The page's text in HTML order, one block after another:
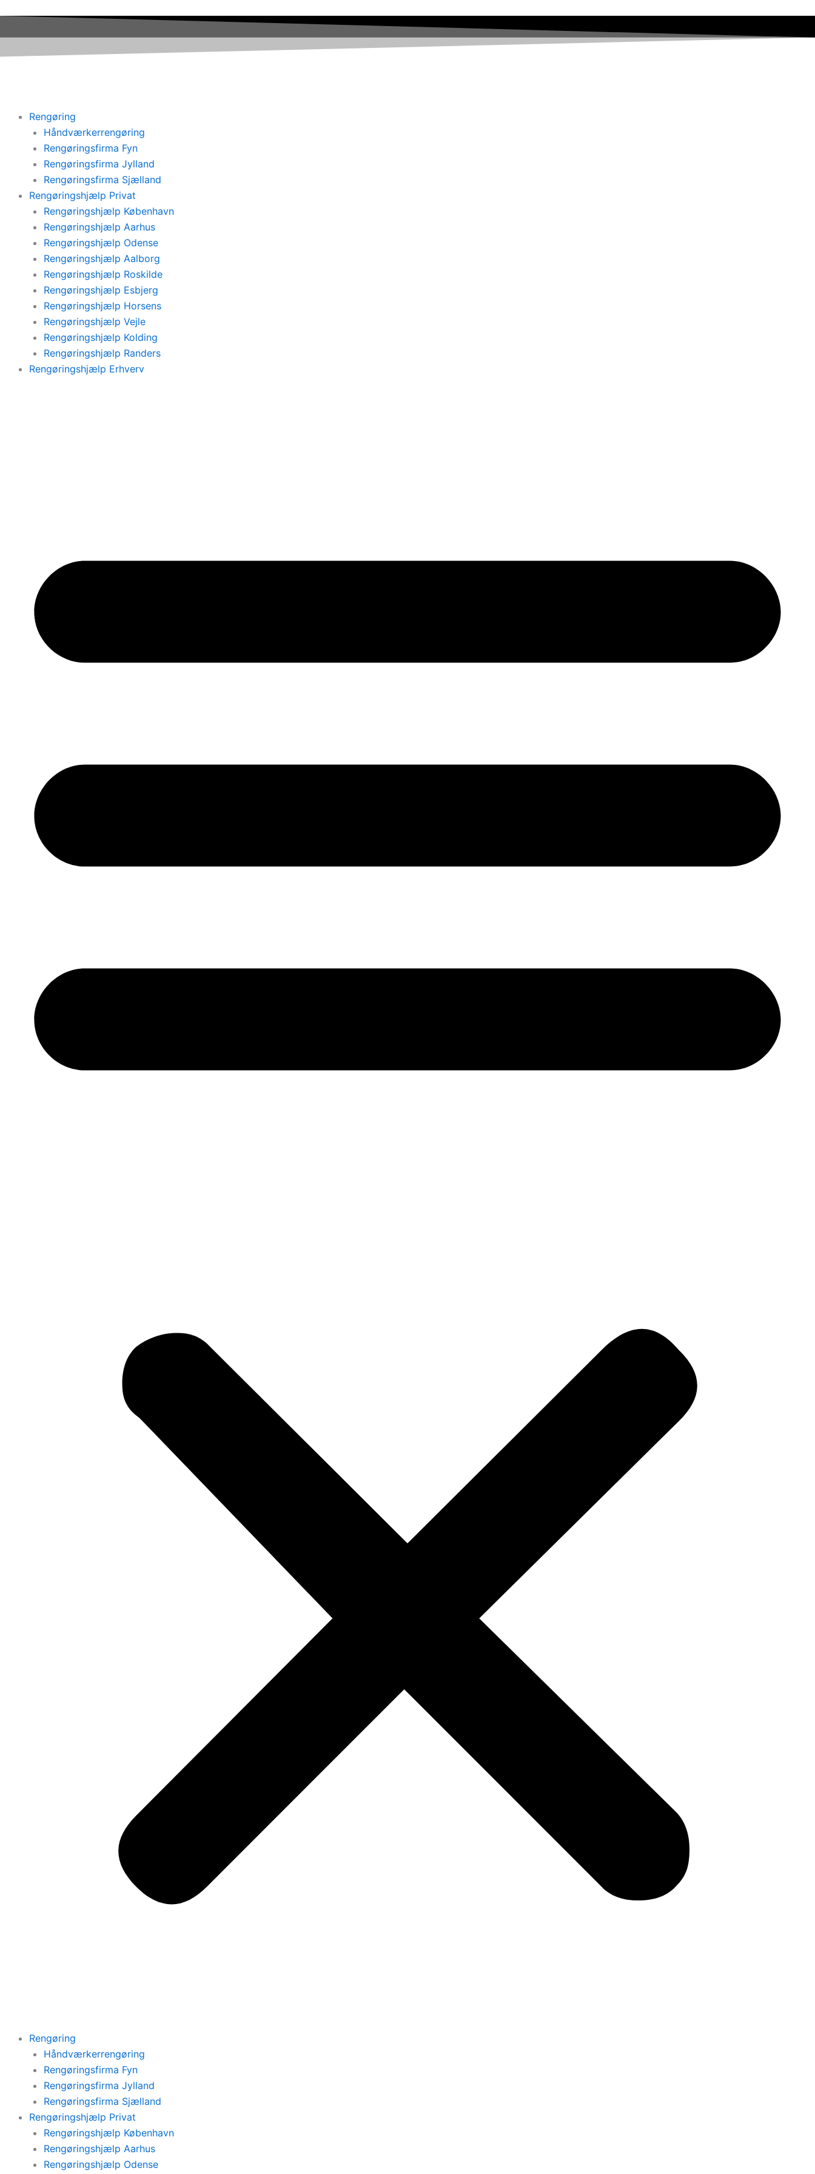
indholdet
Rengøring
Håndværkerrengøring
Rengøringsfirma Fyn
Rengøringsfirma Jylland
Rengøringsfirma Sjælland
Rengøringshjælp Privat
Rengøringshjælp København
Rengøringshjælp Aarhus
Rengøringshjælp Odense
Rengøringshjælp Aalborg
Rengøringshjælp Roskilde
Rengøringshjælp Esbjerg
Rengøringshjælp Horsens
Rengøringshjælp Vejle
Rengøringshjælp Kolding
Rengøringshjælp Randers
Rengøringshjælp Erhverv
Rengøring
Håndværkerrengøring
Rengøringsfirma Fyn
Rengøringsfirma Jylland
Rengøringsfirma Sjælland
Rengøringshjælp Privat
Rengøringshjælp København
Rengøringshjælp Aarhus
Rengøringshjælp Odense